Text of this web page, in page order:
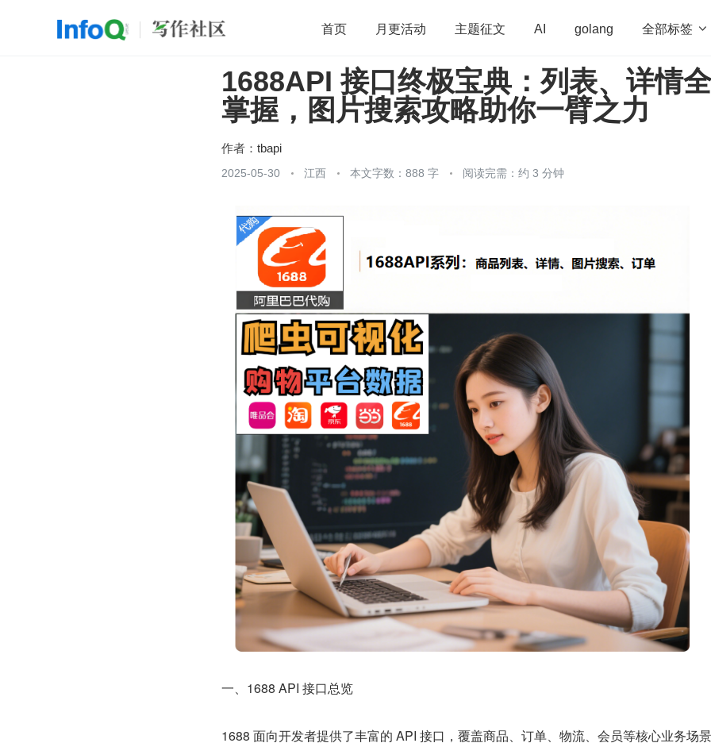
首页 月更活动 主题征文 AI golang 全部标签 
开源 架构 OpenHarmony 算法 学习方法 Web3.0 高
团队管理 程序员 运维 深度思考 低代码
1688API 接口终极宝典：列表、详情全
掌握，图片搜索攻略助你一臂之力
作者： tbapi
2025-05-30 江西 本文字数：888 字 阅读完需：约 3 分钟
一、1688 API 接口总览
1688 面向开发者提供了丰富的 API 接口，覆盖商品、订单、物流、会员等核心业务场